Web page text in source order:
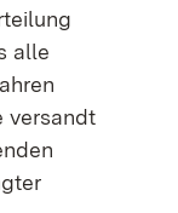
alle
versandt